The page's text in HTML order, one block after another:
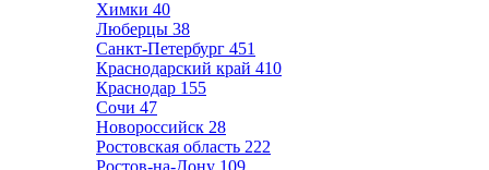
Химки 40
Люберцы 38
Санкт-Петербург 451
Краснодарский край 410
Краснодар 155
Сочи 47
Новороссийск 28
Ростовская область 222
Ростов-на-Дону 109